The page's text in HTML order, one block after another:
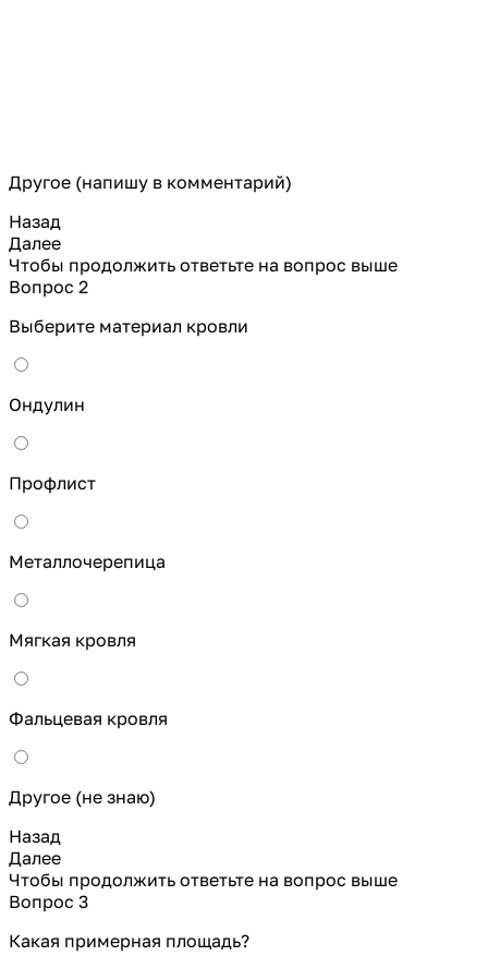
Другое (напишу в комментарий)
Назад
Далее
Чтобы продолжить ответьте на вопрос выше
Вопрос 2
Выберите материал кровли
Ондулин
Профлист
Металлочерепица
Мягкая кровля
Фальцевая кровля
Другое (не знаю)
Назад
Далее
Чтобы продолжить ответьте на вопрос выше
Вопрос 3
Какая примерная площадь?